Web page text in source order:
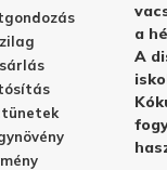
gondozás
tünetek
a
A